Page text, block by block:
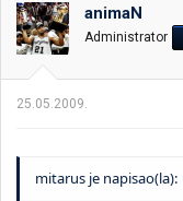
animaN
Administrator
25.05.2009.
mitarus je napisao(la):